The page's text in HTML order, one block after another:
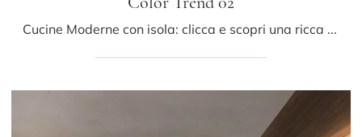
Cucine Moderne con isola: clicca e scopri una ricca gamma di soluzioni dell'azienda Stosa, tra cui il modello Color Trend 02.